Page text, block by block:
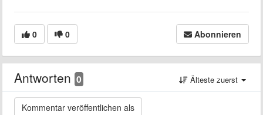
0 0 Abonnieren
Antworten 0 Älteste zuerst